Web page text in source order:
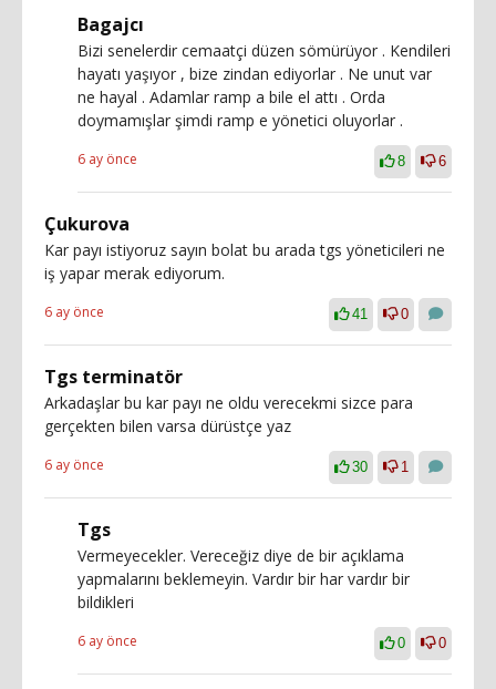
Bagajcı
Bizi senelerdir cemaatçi düzen sömürüyor . Kendileri
hayatı yaşıyor , bize zindan ediyorlar . Ne unut var
ne hayal . Adamlar ramp a bile el attı . Orda
doymamışlar şimdi ramp e yönetici oluyorlar .
6 ay önce 8 6
Çukurova
Kar payı istiyoruz sayın bolat bu arada tgs yöneticileri ne
iş yapar merak ediyorum.
6 ay önce 41 0
Tgs terminatör
Arkadaşlar bu kar payı ne oldu verecekmi sizce para
gerçekten bilen varsa dürüstçe yaz
6 ay önce 30 1
Tgs
Vermeyecekler. Vereceğiz diye de bir açıklama
yapmalarını beklemeyin. Vardır bir har vardır bir
bildikleri
6 ay önce 0 0